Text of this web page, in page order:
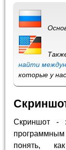
найти
которые у
Скриншот -
понять,